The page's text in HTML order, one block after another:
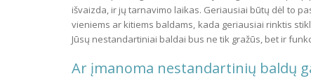
išvaizda, ir jų tarnavimo laikas. Geriausiai būtų dėl to
vieniems ar kitiems baldams, kada geriausiai rinktis
Jūsų nestandartiniai baldai bus ne tik gražūs, bet ir
Ar įmanoma nestandartinių baldų